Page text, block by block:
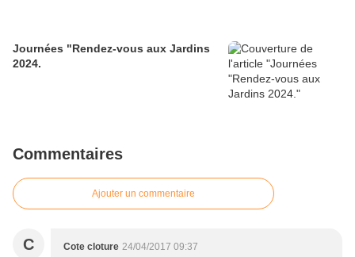
Journées "Rendez-vous aux Jardins
2024.
Commentaires
Ajouter un commentaire
C Cote cloture 24/04/2017 09:37